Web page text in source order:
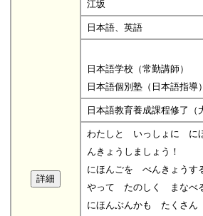
江坂
日本語、英語
日本語学校（常勤講師）
日本語個別塾（日本語指導）
日本語教育養成課程修了（
わたしと いっしょに に
んきょうしましょう！
にほんごを べんきょう
やって たのしく まなべ
にほんぶんかも たくさん